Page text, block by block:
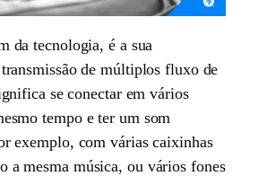
da tecnologia, é a sua
de múltiplos fluxo de
se conectar em vários
tempo e ter um som
exemplo, com várias caixinhas
a mesma música, ou vários fones